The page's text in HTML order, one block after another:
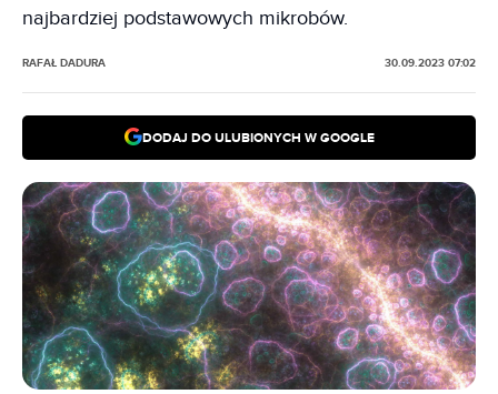
najbardziej podstawowych mikrobów.
RAFAŁ DADURA 30.09.2023 07:02
DODAJ DO ULUBIONYCH W GOOGLE